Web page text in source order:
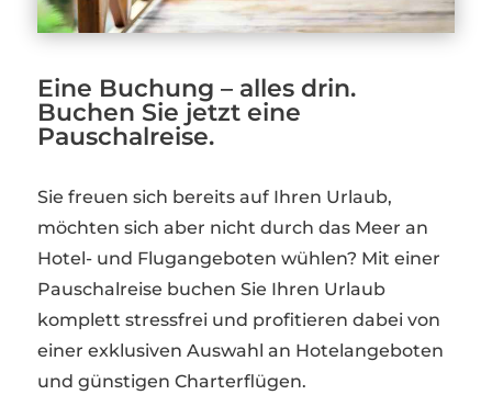
Eine Buchung – alles drin.
Buchen Sie jetzt eine
Pauschalreise.
Sie freuen sich bereits auf Ihren Urlaub,
möchten sich aber nicht durch das Meer an
Hotel- und Flugangeboten wühlen? Mit einer
Pauschalreise buchen Sie Ihren Urlaub
komplett stressfrei und profitieren dabei von
einer exklusiven Auswahl an Hotelangeboten
und günstigen Charterflügen.